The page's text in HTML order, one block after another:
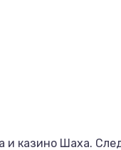
и казино Шаха.